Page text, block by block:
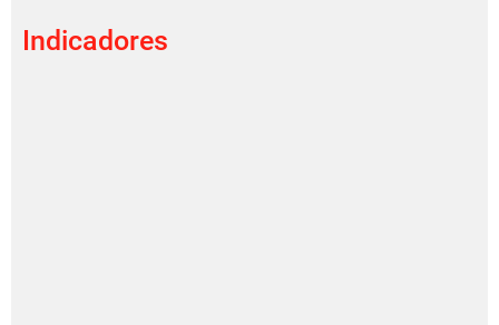
Indicadores